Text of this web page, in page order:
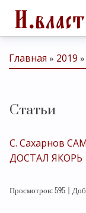
Главная » 2019 »
Статьи
С. Сахарнов
ДОСТАЛ ЯКОРЬ
Просмотров: 595